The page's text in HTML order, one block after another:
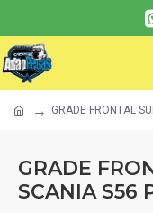
GRADE FRONTAL
GRADE
SCANIA S56